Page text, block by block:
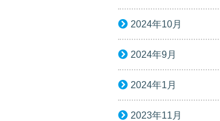
2024年10月
2024年9月
2024年1月
2023年11月